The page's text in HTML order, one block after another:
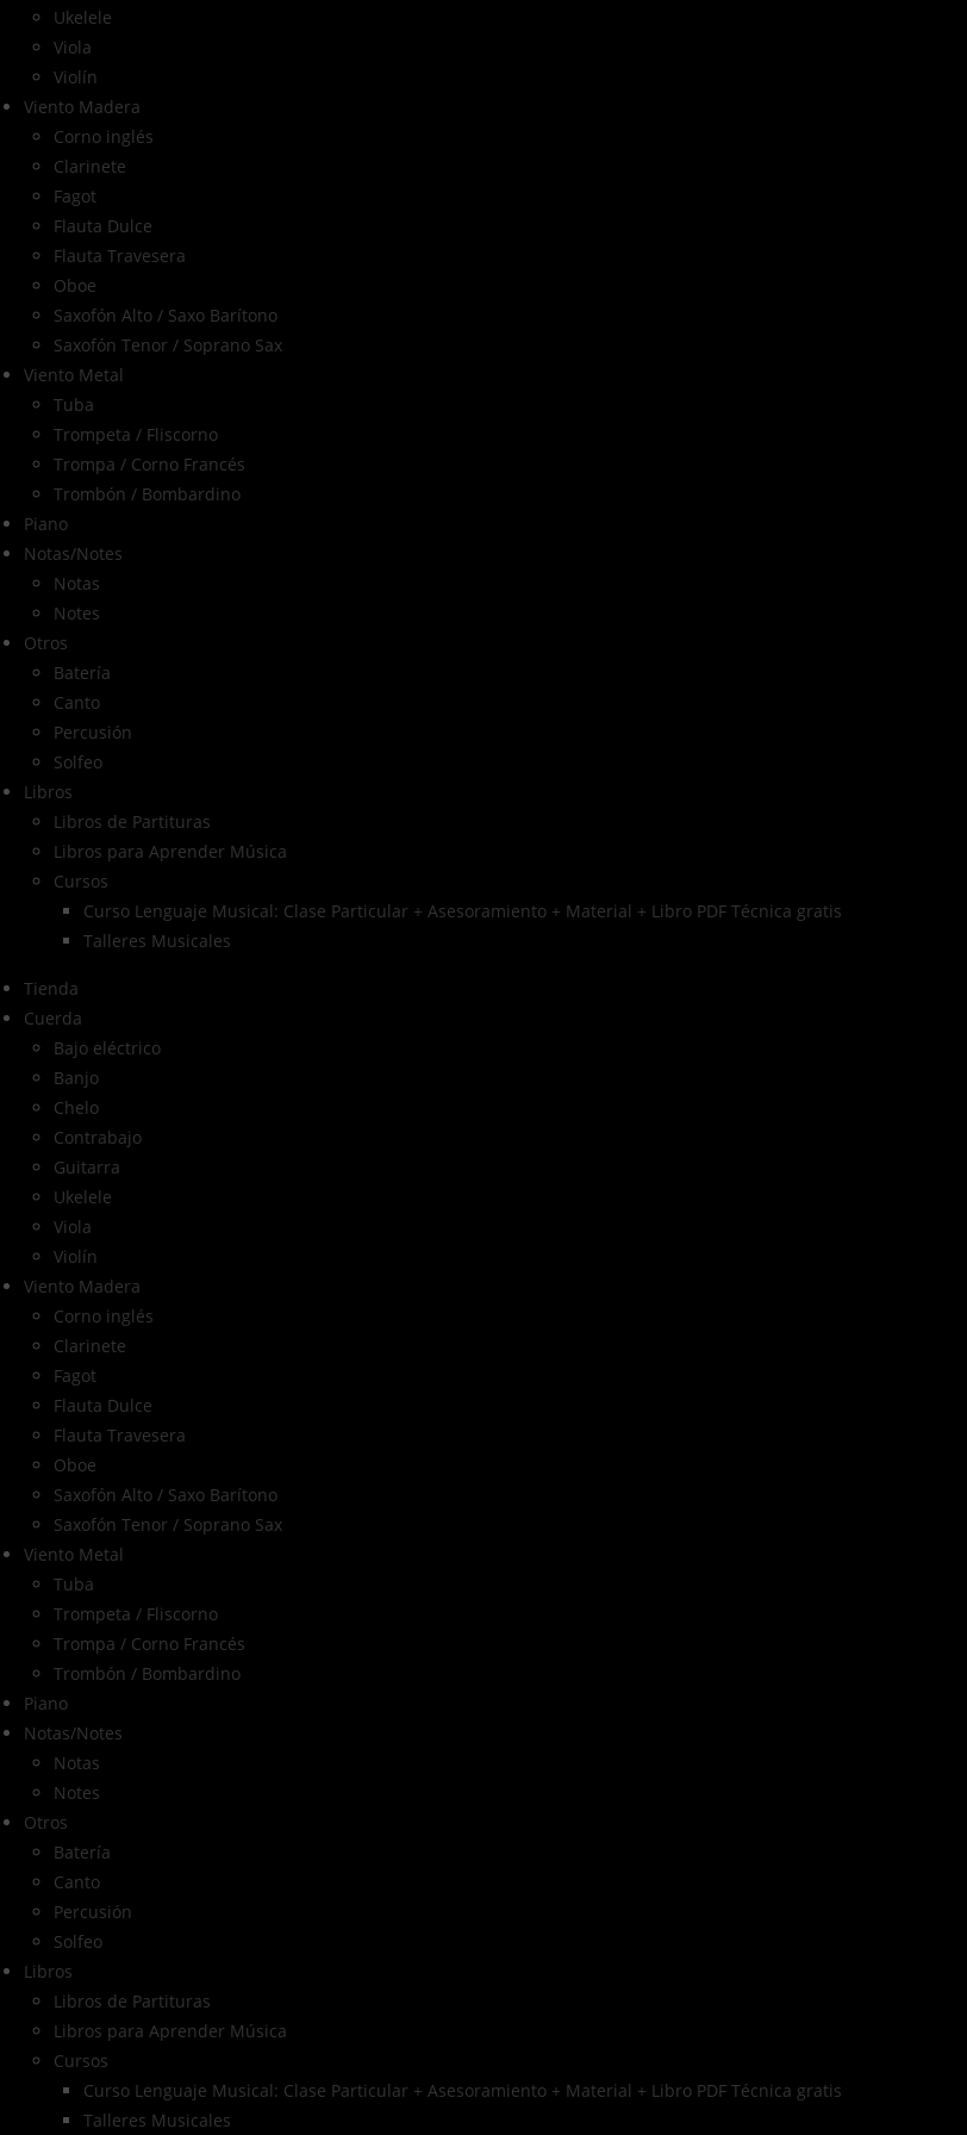
Ukelele
Viola
Violín
Viento Madera
Corno inglés
Clarinete
Fagot
Flauta Dulce
Flauta Travesera
Oboe
Saxofón Alto / Saxo Barítono
Saxofón Tenor / Soprano Sax
Viento Metal
Tuba
Trompeta / Fliscorno
Trompa / Corno Francés
Trombón / Bombardino
Piano
Notas/Notes
Notas
Notes
Otros
Batería
Canto
Percusión
Solfeo
Libros
Libros de Partituras
Libros para Aprender Música
Cursos
Curso Lenguaje Musical: Clase Particular + Asesoramiento + Material + Libro PDF Técnica gratis
Talleres Musicales
Tienda
Cuerda
Bajo eléctrico
Banjo
Chelo
Contrabajo
Guitarra
Ukelele
Viola
Violín
Viento Madera
Corno inglés
Clarinete
Fagot
Flauta Dulce
Flauta Travesera
Oboe
Saxofón Alto / Saxo Barítono
Saxofón Tenor / Soprano Sax
Viento Metal
Tuba
Trompeta / Fliscorno
Trompa / Corno Francés
Trombón / Bombardino
Piano
Notas/Notes
Notas
Notes
Otros
Batería
Canto
Percusión
Solfeo
Libros
Libros de Partituras
Libros para Aprender Música
Cursos
Curso Lenguaje Musical: Clase Particular + Asesoramiento + Material + Libro PDF Técnica gratis
Talleres Musicales